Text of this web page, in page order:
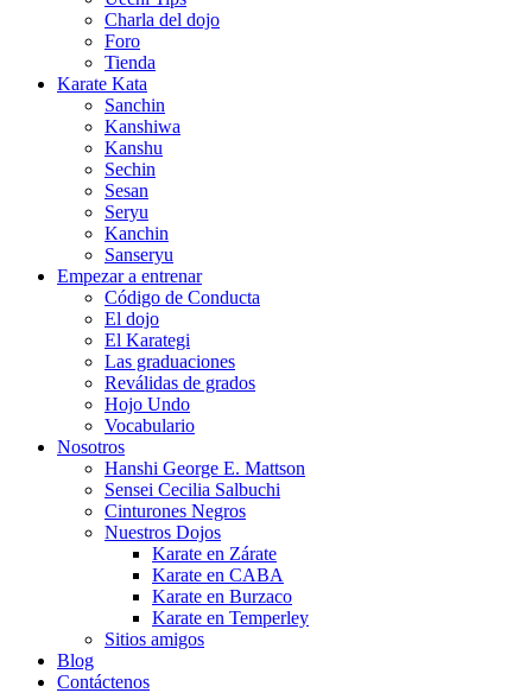
Charla del dojo
Foro
Tienda
Karate Kata
Sanchin
Kanshiwa
Kanshu
Sechin
Sesan
Seryu
Kanchin
Sanseryu
Empezar a entrenar
Código de Conducta
El dojo
El Karategi
Las graduaciones
Reválidas de grados
Hojo Undo
Vocabulario
Nosotros
Hanshi George E. Mattson
Sensei Cecilia Salbuchi
Cinturones Negros
Nuestros Dojos
Karate en Zárate
Karate en CABA
Karate en Burzaco
Karate en Temperley
Sitios amigos
Blog
Contáctenos